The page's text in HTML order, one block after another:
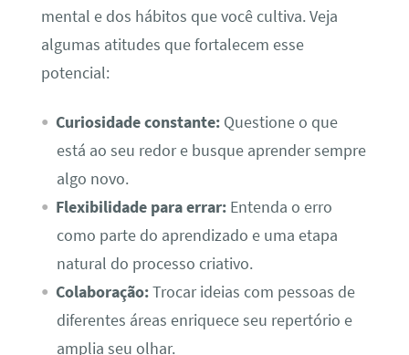
mental e dos hábitos que você cultiva. Veja
algumas atitudes que fortalecem esse
potencial:
Curiosidade constante:Questione o que
está ao seu redor e busque aprender sempre
algo novo.
Flexibilidade para errar:Entenda o erro
como parte do aprendizado e uma etapa
natural do processo criativo.
Colaboração:Trocar ideias com pessoas de
diferentes áreas enriquece seu repertório e
amplia seu olhar.